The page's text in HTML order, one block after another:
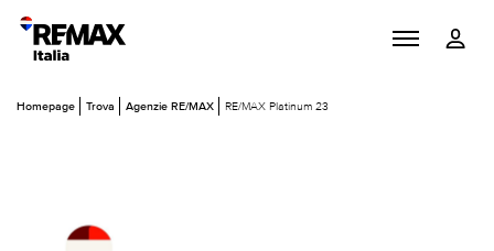
Homepage Trova Agenzie RE/MAX RE/MAX Platinum 23